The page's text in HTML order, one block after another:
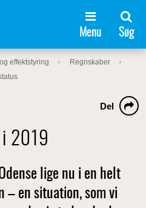
Menu Søg
effektstyring
Regnskaber
i 2019
Del
lige nu i en helt
en situation, som vi